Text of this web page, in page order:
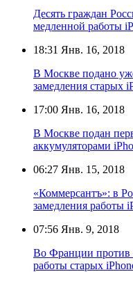
Десять граждан
медленной работы
18:31 Янв. 16, 2018
В Москве подано
замедления старых
17:00 Янв. 16, 2018
В Москве подан
аккумуляторами
06:27 Янв. 15, 2018
«Коммерсантъ»: в
замедления работы
07:56 Янв. 9, 2018
Во Франции против
работы старых